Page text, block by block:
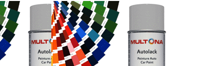
Autolack Neoplan
100-058
Graualuminium met
Lackspray 400ml
MULTONA - Das
Annäherungsfarbton-